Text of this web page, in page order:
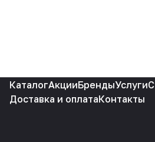
КаталогАкцииБрендыУслуги
Доставка и оплатаКонтакты